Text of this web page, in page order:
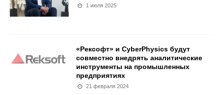
1 июля 2025
«Рексофт» и CyberPhysics будут
совместно внедрять аналитические
инструменты на промышленных
предприятиях
21 февраля 2024